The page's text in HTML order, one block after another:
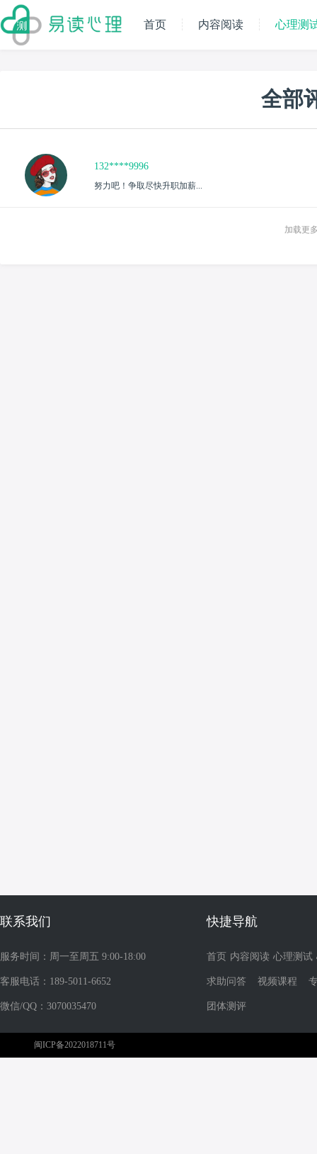
首页 内容阅读 心理测
全部
132****9996
努力吧！争取尽快升职加薪...
加载更
联系我们
服务时间：周一至周五 9:00-18:00
客服电话：189-5011-6652
微信/QQ：3070035470
快捷导航
首页 内容阅读 心理测试
求助问答 视频课程
团体测评
闽ICP备2022018711号